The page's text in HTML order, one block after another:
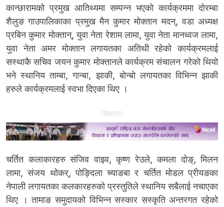
कान्छारामको प्रमुख आतिथ्यमा सम्पन्न भएको कार्यक्रममा दोरम्बा
शैलुङ गाउपालिकाका प्रमुख मैन कुमार मोक्तान मदन्, वडा अध्यक्ष
प्रबिन कुमार मोक्तान्, युवा नेता रेशाम लामा, युवा नेता मानध्वज लामा,
युवा नेता अमर मोक्तान लगायतका अतिथी रहेको कार्यक्रमलाई
सस्थाकै सचिव जयन कुमार मोक्तानले कार्यक्रम संचालन गरेको थियो
भने स्थानिय ताम्बा, गान्बा, झाकी, बोन्बो लगायतका विभिन्न झाकी
हरुले कार्यक्रमलाई स्वभा दिएका थिए ।
बिज्ञापन
चर्तित कलाकारहरु संजिव वाइव, कृष्ण रेउले, कमला दोङ्, मिलन
लामा, संजय थोकर्, पोङ्दिला च्याङबा र चर्तित मोडल प्रीयङका
नेपाली लगायतका कलकारहरुको प्रस्तुतिले स्थानिय सबैलाई नचाएका
थिए । तामाङ समुदायको विभिन्न सस्कार सस्कृति अन्तरगत रहेको